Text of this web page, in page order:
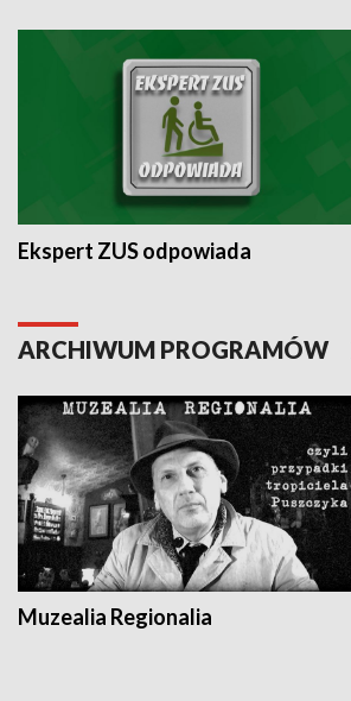
Ekspert ZUS odpowiada
ARCHIWUM PROGRAMÓW
Muzealia Regionalia